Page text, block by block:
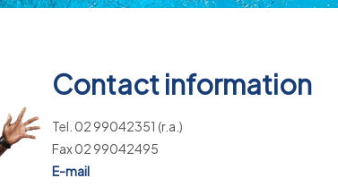
Contact information
Tel. 02 99042351 (r.a.)
Fax 02 99042495
E-mail